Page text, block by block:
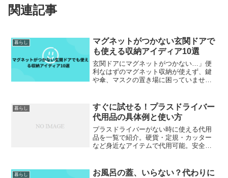
関連記事
暮らし
マグネットがつかない玄関ドアで
も使える収納アイディア10選
玄関ドアにマグネットがつかない…」便
利なはずのマグネット収納が使えず、鍵
や傘、マスクの置き場に困っていません
「磁石がつかない」仕様がとても多くな
っています。特にリクシル...
暮らし
すぐに試せる！プラスドライバー
代用品の具体例と使い方
プラスドライバーがない時に使える代用
品を一覧で紹介。硬貨・定規・カッター
など身近なアイテムで代用可能。安全な
暮らし
お風呂の蓋、いらない？代わりに